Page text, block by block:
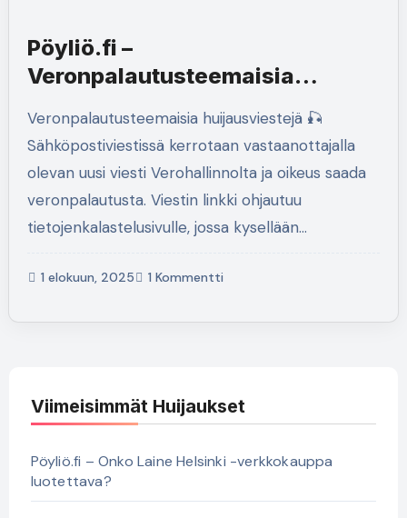
Pöyliö.fi –
Veronpalautusteemaisia
Veronpalautusteemaisia huijausviestejä 🎣
Sähköpostiviestissä kerrotaan vastaanottajalla
olevan uusi viesti Verohallinnolta ja oikeus saada
veronpalautusta. Viestin linkki ohjautuu
tietojenkalastelusivulle, jossa kysellään…
1 elokuun, 2025 1 Kommentti
Viimeisimmät Huijaukset
Pöyliö.fi – Onko Laine Helsinki -verkkokauppa
luotettava?